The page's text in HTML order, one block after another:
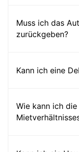
Muss ich das
zurückgeben?
Kann ich eine
Wie kann ich